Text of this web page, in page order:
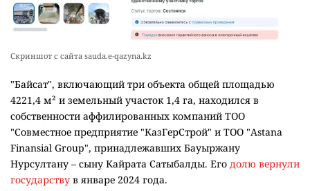
Скриншот с сайта sauda.e-qazyna.kz
"Байсат", включающий три объекта общей площадью
4221,4 м² и земельный участок 1,4 га, находился в
собственности аффилированных компаний ТОО
"Совместное предприятие "КазГерСтрой" и ТОО "Astana
Finansial Group", принадлежавших Бауыржану
Нурсултану – сыну Кайрата Сатыбалды. Его долю вернули
государству в январе 2024 года.